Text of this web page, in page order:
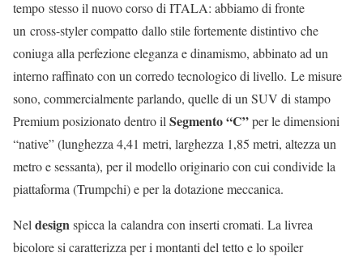
tempo stesso il nuovo corso di ITALA: abbiamo di fronte
un cross-styler compatto dallo stile fortemente distintivo che
coniuga alla perfezione eleganza e dinamismo, abbinato ad un
interno raffinato con un corredo tecnologico di livello. Le misure
sono, commercialmente parlando, quelle di un SUV di stampo
Premium posizionato dentro il Segmento “C”per le dimensioni
“native” (lunghezza 4,41 metri, larghezza 1,85 metri, altezza un
metro e sessanta), per il modello originario con cui condivide la
piattaforma (Trumpchi) e per la dotazione meccanica.
Nel designspicca la calandra con inserti cromati. La livrea
bicolore si caratterizza per i montanti del tetto e lo spoiler